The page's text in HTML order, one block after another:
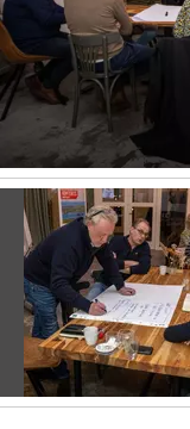
Vorige